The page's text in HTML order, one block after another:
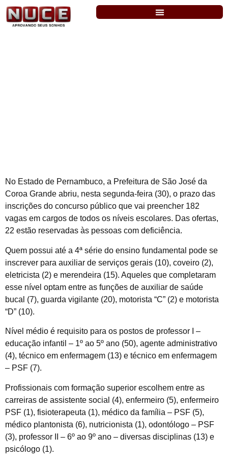
No Estado de Pernambuco, a Prefeitura de São José da
Coroa Grande abriu, nesta segunda-feira (30), o prazo das
inscrições do concurso público que vai preencher 182
vagas em cargos de todos os níveis escolares. Das ofertas,
22 estão reservadas às pessoas com deficiência.
Quem possui até a 4ª série do ensino fundamental pode se
inscrever para auxiliar de serviços gerais (10), coveiro (2),
eletricista (2) e merendeira (15). Aqueles que completaram
esse nível optam entre as funções de auxiliar de saúde
bucal (7), guarda vigilante (20), motorista “C” (2) e motorista
“D” (10).
Nível médio é requisito para os postos de professor I –
educação infantil – 1º ao 5º ano (50), agente administrativo
(4), técnico em enfermagem (13) e técnico em enfermagem
– PSF (7).
Profissionais com formação superior escolhem entre as
carreiras de assistente social (4), enfermeiro (5), enfermeiro
PSF (1), fisioterapeuta (1), médico da família – PSF (5),
médico plantonista (6), nutricionista (1), odontólogo – PSF
(3), professor II – 6º ao 9º ano – diversas disciplinas (13) e
psicólogo (1).